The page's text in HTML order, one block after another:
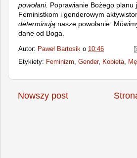
powołani. Poprawianie Bożego planu
Feministkom i genderowym
determinują nasze powołanie.
dane od Boga.
Autor: Paweł Bartosik o 10:46
Etykiety: Feminizm, Gender, Kobieta,
Nowszy post